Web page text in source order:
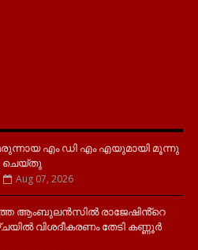
എം ഡി എം എയുമായി മൂന്നു
ചെയ്തു
Aug 07, 2026
ആംബുലൻസിൽ രാജേഷിൻ്റെ
വിശദീകരണം തേടി കണ്ണൂർ